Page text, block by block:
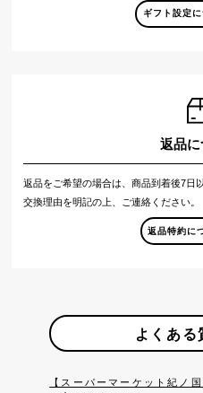
ギフト設定
返品に
返品をご希望の場合は、商品到着後7日
交換理由を明記の上、ご連絡ください。
返品特約に
よくある
【スーパーマーケット紀ノ